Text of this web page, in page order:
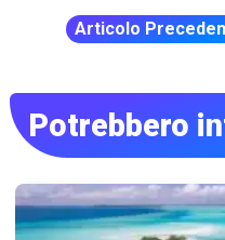
Articolo
Potrebbero